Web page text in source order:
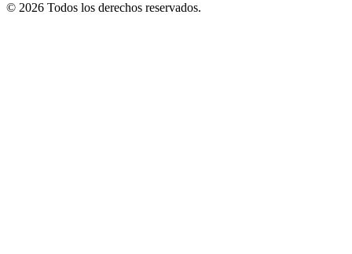
© 2026 Todos los derechos reservados.